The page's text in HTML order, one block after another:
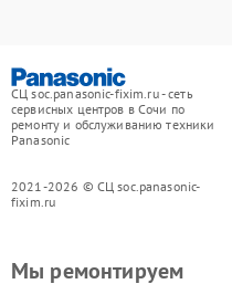
СЦ soc.panasonic-fixim.ru - сеть
сервисных центров в Сочи по
ремонту и обслуживанию техники
Panasonic
2021-2026 © СЦ soc.panasonic-
fixim.ru
Мы ремонтируем